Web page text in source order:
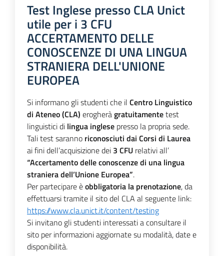
Test Inglese presso CLA Unict
utile per i 3 CFU
ACCERTAMENTO DELLE
CONOSCENZE DI UNA LINGUA
STRANIERA DELL'UNIONE
EUROPEA
Si informano gli studenti che il Centro Linguistico
di Ateneo (CLA) erogheràgratuitamentetest
linguistici di lingua inglese presso la propria sede.
Tali test saranno riconosciuti dai Corsi di Laurea
ai fini dell’acquisizione dei 3 CFU relativi all’
“Accertamento delle conoscenze di una lingua
straniera dell’Unione Europea”.
Per partecipare èobbligatoria la prenotazione, da
effettuarsi tramite il sito del CLA al seguente link:
https://www.cla.unict.it/content/testing
Si invitano gli studenti interessati a consultare il
sito per informazioni aggiornate su modalità, date e
disponibilità.